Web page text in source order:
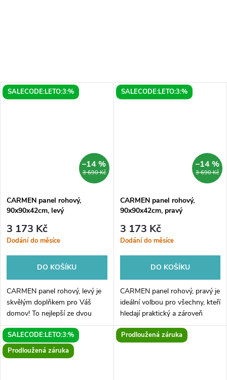
SALECODE:LETO:3:%
3 690 Kč
–14 %
CARMEN panel rohový,
90x90x42cm, levý
3 173 Kč
Dodání do měsíce
DO KOŠÍKU
CARMEN panel rohový, levý je
skvělým doplňkem pro Váš
domov! To nejlepší ze dvou
světů se spojilo v jednom
kvalitním výrobku. Díky tomuto
panelu získáte nejen pohodlí,
ale i...
SALECODE:LETO:3:%
3 690 Kč
–14 %
CARMEN panel rohový,
90x90x42cm, pravý
3 173 Kč
Dodání do měsíce
DO KOŠÍKU
CARMEN panel rohový, pravý je
ideální volbou pro všechny, kteří
hledají praktický a zároveň
stylový doplněk do svého
obývacího pokoje. Jeho moderní
SALECODE:LETO:3:%
Prodloužená záruka
Prodloužená záruka